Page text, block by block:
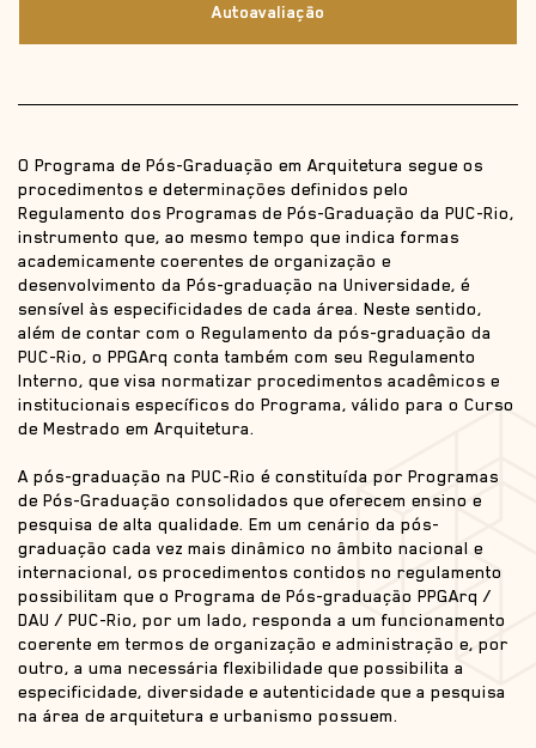
Autoavaliação
O Programa de Pós-Graduação em Arquitetura segue os
procedimentos e determinações definidos pelo
Regulamento dos Programas de Pós-Graduação da PUC-Rio,
instrumento que, ao mesmo tempo que indica formas
academicamente coerentes de organização e
desenvolvimento da Pós-graduação na Universidade, é
sensível às especificidades de cada área. Neste sentido,
além de contar com o Regulamento da pós-graduação da
PUC-Rio, o PPGArq conta também com seu Regulamento
Interno, que visa normatizar procedimentos acadêmicos e
institucionais específicos do Programa, válido para o Curso
de Mestrado em Arquitetura.
A pós-graduação na PUC-Rio é constituída por Programas
de Pós-Graduação consolidados que oferecem ensino e
pesquisa de alta qualidade. Em um cenário da pós-
graduação cada vez mais dinâmico no âmbito nacional e
internacional, os procedimentos contidos no regulamento
possibilitam que o Programa de Pós-graduação PPGArq /
DAU / PUC-Rio, por um lado, responda a um funcionamento
coerente em termos de organização e administração e, por
outro, a uma necessária flexibilidade que possibilita a
especificidade, diversidade e autenticidade que a pesquisa
na área de arquitetura e urbanismo possuem.